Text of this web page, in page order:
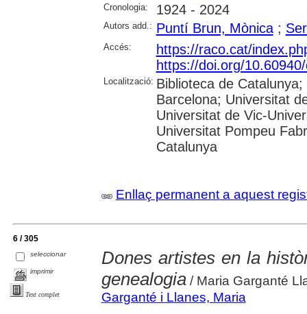
Cronologia: 1924 - 2024
Autors add.: Puntí Brun, Mònica;
Accés:
https://raco.cat/
https://doi.org/
Localització: Biblioteca de
Barcelona; Universitat
Universitat de Vic-
Universitat Pompeu
Catalunya
Enllaç permanent a aquest
6 / 305
seleccionar
imprimir
Text complet
Dones artistes en la
genealogia/ Maria Garganté
Garganté i Llanes, Maria